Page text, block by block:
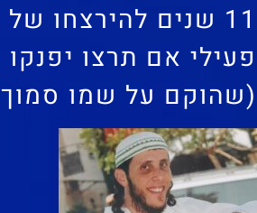
11 שנים להירצחו של אביתר ז"ל בצומת תפוח –
פעילי אם תרצו
(שהוקם על שמו סמוך